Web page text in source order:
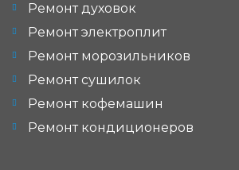
Ремонт духовок
Ремонт электроплит
Ремонт морозильников
Ремонт сушилок
Ремонт кофемашин
Ремонт кондиционеров